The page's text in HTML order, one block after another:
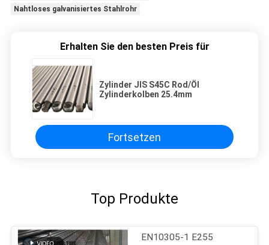
Nahtloses galvanisiertes Stahlrohr
Erhalten Sie den besten Preis für
Zylinder JIS S45C Rod/Öl
Zylinderkolben 25.4mm
Fortsetzen
Top Produkte
EN10305-1 E255